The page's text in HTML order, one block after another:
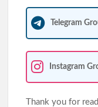
Telegram
Instagram
Thank you for